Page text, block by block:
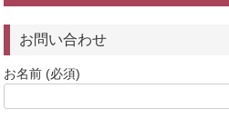
お問い合わせ
お名前 (必須)